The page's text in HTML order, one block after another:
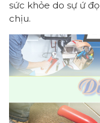
sức khỏe do sự ứ
chịu.